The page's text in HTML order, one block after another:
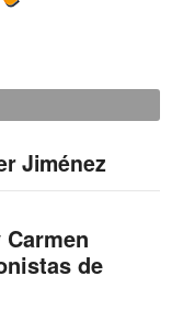
Jiménez
de